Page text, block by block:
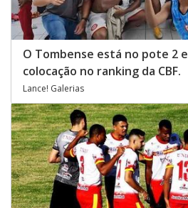
O Tombense está no pote 2 e
colocação no ranking da CBF.
Lance! Galerias